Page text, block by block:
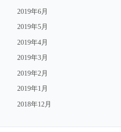
2019年6月
2019年5月
2019年4月
2019年3月
2019年2月
2019年1月
2018年12月